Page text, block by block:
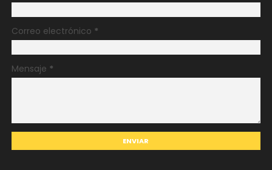
Correo electrónico *
Mensaje *